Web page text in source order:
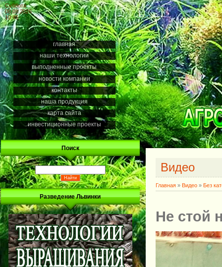
Суббота
08.08.2026
10:45
главная
наши технологии
выполненные проекты
новости компании
контакты
наша продукция
карта сайта
инвестиционные проекты
Поиск
Разведение Львинки
Видео
Главная » Видео » Без
Не стой